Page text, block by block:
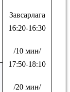
Завсарлага
16:20-16:30
/10 мин/
17:50-18:10
/20 мин/